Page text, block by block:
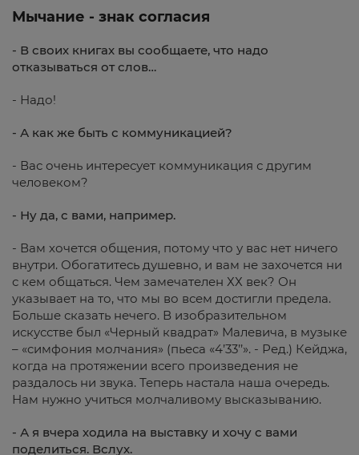
Мычание - знак согласия
- В своих книгах вы сообщаете, что надо
отказываться от слов…
- Надо!
- А как же быть с коммуникацией?
- Вас очень интересует коммуникация с другим
человеком?
- Ну да, с вами, например.
- Вам хочется общения, потому что у вас нет ничего
внутри. Обогатитесь душевно, и вам не захочется ни
с кем общаться. Чем замечателен ХХ век? Он
указывает на то, что мы во всем достигли предела.
Больше сказать нечего. В изобразительном
искусстве был «Черный квадрат» Малевича, в музыке
– «cимфония молчания» (пьеса «4’33’’». - Ред.) Кейджа,
когда на протяжении всего произведения не
раздалось ни звука. Теперь настала наша очередь.
Нам нужно учиться молчаливому высказыванию.
- А я вчера ходила на выставку и хочу с вами
поделиться. Вслух.